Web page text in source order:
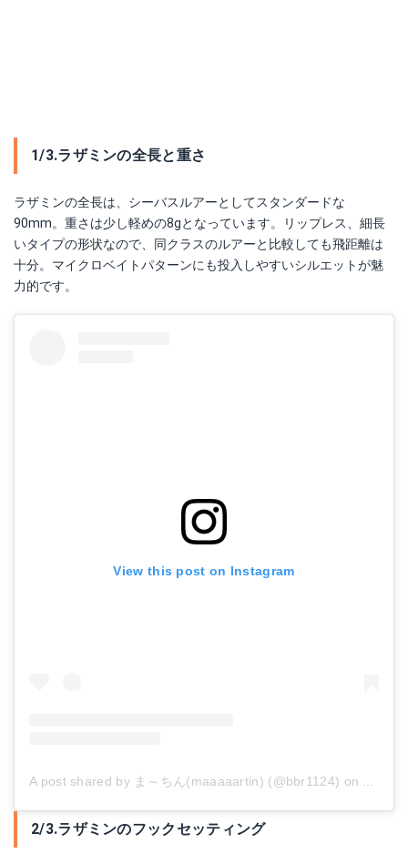
1/3.ラザミンの全長と重さ
ラザミンの全長は、シーバスルアーとしてスタンダードな
90mm。重さは少し軽めの8gとなっています。リップレス、細長
いタイプの形状なので、同クラスのルアーと比較しても飛距離は
十分。マイクロベイトパターンにも投入しやすいシルエットが魅
力的です。
View this post on Instagram
A post shared by ま～ちん(maaaaartin) (@bbr1124) on
2/3.ラザミンのフックセッティング